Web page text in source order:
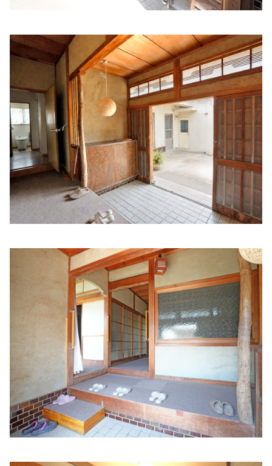
和歌山県和歌山市十二番丁４５番地 マップで見る
住所:和歌山県和歌山市福島 マップで見る
井口医院
和歌山県和歌山市満屋３０１ マップで見る
橘医院
住所: 和歌山県和歌山市黒田１１７ マップで見る
太田 医院 和歌山 東口
住所: 和歌山県和歌山市太田１丁目１３−１ マップで見る
太田医院
住所: 和歌山県和歌山市太田１丁目１３−１０ 太田ビル 2F
マップで見る
十一番丁てらしたクリニック
今福診療所
和歌山県和歌山市今福２丁目１−１６
古梅記念病院
和歌山県和歌山市友田町２丁目 マップで見る
サンクリニック
和歌山県和歌山市中之島１７１６ マップで見る
森内科クリニック
住所:
和歌山県和歌山市有本２２６−１２ 森内科クリニック
マップで見る
淀澤医院
住所:和歌山県和歌山市野崎１８−１ 淀澤医院 マップで見る
新谷医院